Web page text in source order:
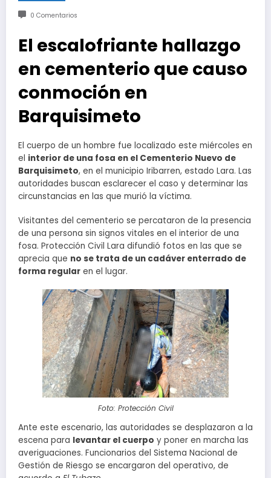
0 Comentarios
El escalofriante hallazgo
en cementerio que causo
conmoción en
Barquisimeto
El cuerpo de un hombre fue localizado este miércoles en
el interior de una fosa en el Cementerio Nuevo de
Barquisimeto, en el municipio Iribarren, estado Lara. Las
autoridades buscan esclarecer el caso y determinar las
circunstancias en las que murió la víctima.
Visitantes del cementerio se percataron de la presencia
de una persona sin signos vitales en el interior de una
fosa. Protección Civil Lara difundió fotos en las que se
aprecia que no se trata de un cadáver enterrado de
forma regular en el lugar.
Foto: Protección Civil
Ante este escenario, las autoridades se desplazaron a la
escena para levantar el cuerpo y poner en marcha las
averiguaciones. Funcionarios del Sistema Nacional de
Gestión de Riesgo se encargaron del operativo, de